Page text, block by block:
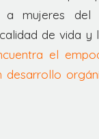
mujeres del
de vida y
el